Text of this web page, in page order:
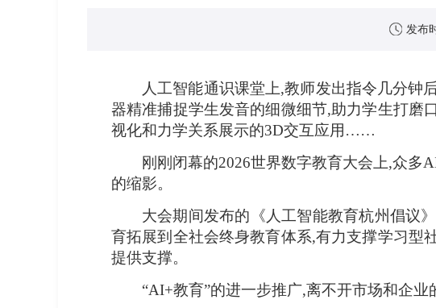
发布
人工智能通识课堂上,教师发出指令几分钟
器精准捕捉学生发音的细微细节,助力学生打磨
视化和力学关系展示的3D交互应用……
刚刚闭幕的2026世界数字教育大会上,众多
的缩影。
大会期间发布的《人工智能教育杭州倡议
育拓展到全社会终身教育体系,有力支撑学习型
提供支撑。
“AI+教育”的进一步推广,离不开市场和企